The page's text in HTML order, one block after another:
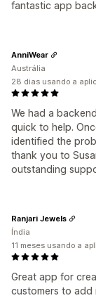
fantastic app
We had a
quick to help.
identified the
thank you to
outstanding
AnniWear
Austrália
28 dias usando a
Great app for
customers to add
Ranjari Jewels
Índia
11 meses usando a